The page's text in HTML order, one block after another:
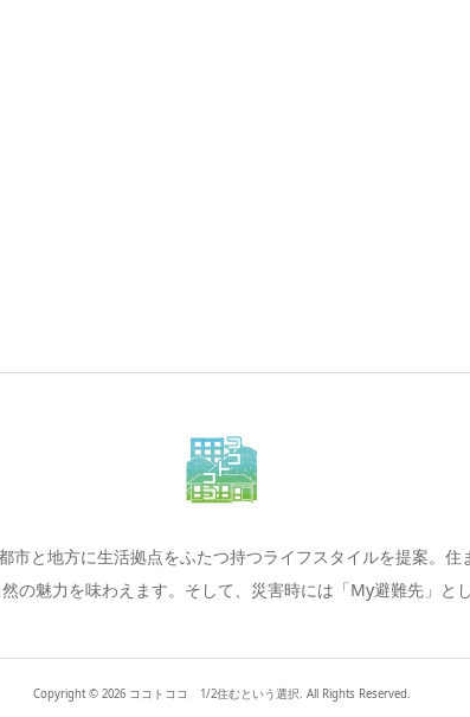
市と地方に生活拠点をふたつ持つライフスタイルを提案。
の魅力を味わえます。そして、災害時には「My避難先」と
Copyright ©2026ココトココ 1/2住むという選択. All Rights Reserved.